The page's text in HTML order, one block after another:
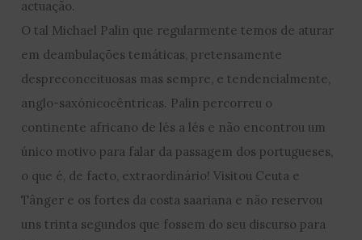
actuação.
O tal Michael Palin que regularmente temos de aturar
em deambulações temáticas, pretensamente
despreconceituosas mas sempre, e tendencialmente,
anglo-saxónicocêntricas. Palin percorreu o
continente africano de lés a lés e não encontrou um
único motivo para falar da passagem dos portugueses,
o que é, de facto, extraordinário! Visitou Ceuta e
Tânger e os fortes da costa saariana e não reservou
uns trinta segundos que fossem do seu discurso para